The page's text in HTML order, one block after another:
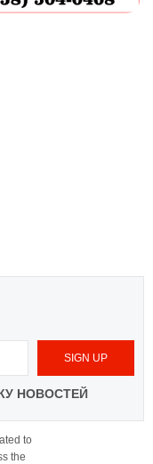
НОВОСТЕЙ
to
the